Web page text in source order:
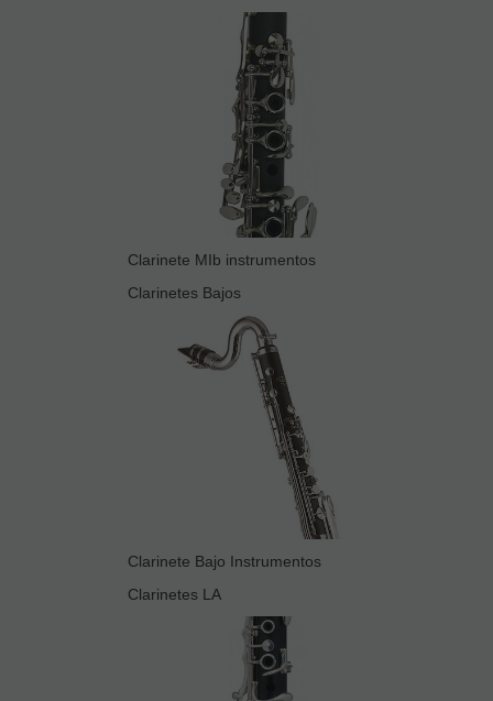
Clarinete MIb instrumentos
Clarinetes Bajos
Clarinete Bajo Instrumentos
Clarinetes LA